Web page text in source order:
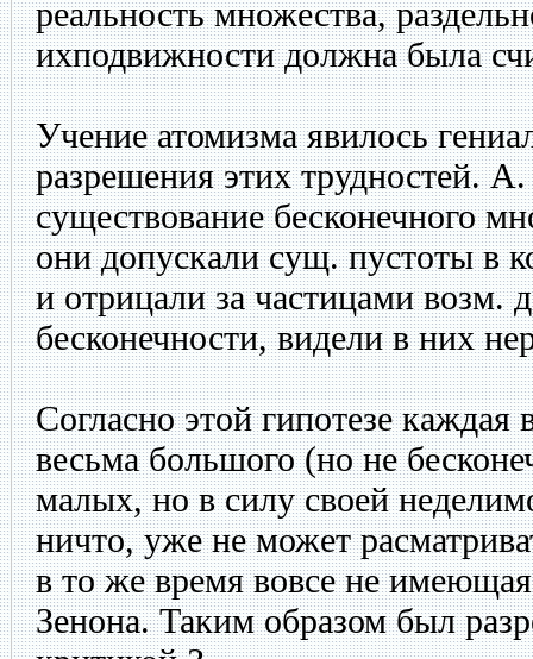
реальность множества,
ихподвижности должна была
Учение атомизма явилось
разрешения этих трудностей.
существование бесконечного
они допускали сущ. пустоты в
и отрицали за частицами возм.
бесконечности, видели в них
Согласно этой гипотезе
весьма большого (но не
малых, но в силу своей
ничто, уже не может
в то же время вовсе не
Зенона. Таким образом был